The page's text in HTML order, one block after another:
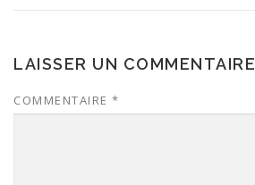
LAISSER UN COMMENTAIRE
COMMENTAIRE *